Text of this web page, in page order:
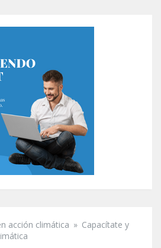
usted aquí
acción climática » Capacítate y